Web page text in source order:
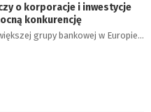
o korporacje i inwestycje
konkurencję
grupy bankowej w Europie…